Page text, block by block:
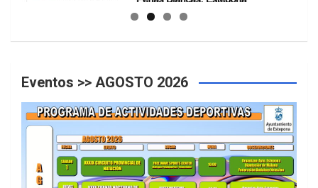
Eventos >> AGOSTO 2026